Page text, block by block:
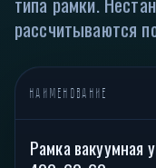
рассчитываются
НАИМЕНОВАНИЕ
Рамка вакуумная